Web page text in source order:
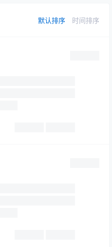
默认排序 时间排序